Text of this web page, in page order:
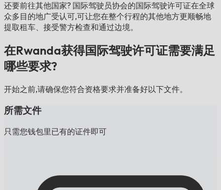
还要前往其他国家? 国际驾驶员协会的国际驾驶许可证在全球
众多目的地广受认可,可让您在整个行程的其他地方更顺畅地
提取租车、接受警方检查和通过边境。
在Rwanda获得国际驾驶许可证需要满足
哪些要求?
开始之前,请确保您符合资格要求并准备好以下文件。
所需文件
只需您钱包里已有的证件即可